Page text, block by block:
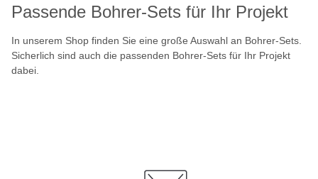
Passende Bohrer-Sets für Ihr Projekt
In unserem Shop finden Sie eine große Auswahl an Bohrer-Sets.
Sicherlich sind auch die passenden Bohrer-Sets für Ihr Projekt
dabei.